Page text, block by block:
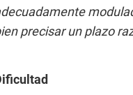
precisar un plazo